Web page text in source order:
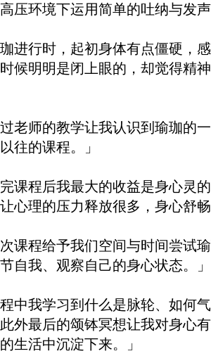
压环境下运用简单的吐纳与发声
进行时，起初身体有点僵硬，
候明明是闭上眼的，却觉得精
老师的教学让我认识到瑜珈的
往的课程。」
课程后我最大的收益是身心灵
心理的压力释放很多，身心舒畅
课程给予我们空间与时间尝试
自我、观察自己的身心状态。」
中我学习到什么是脉轮、如何
外最后的颂钵冥想让我对身心
生活中沉淀下来。」